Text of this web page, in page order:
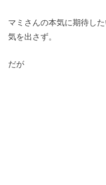
マミさんの本気に期待し
気を出さず。
だが